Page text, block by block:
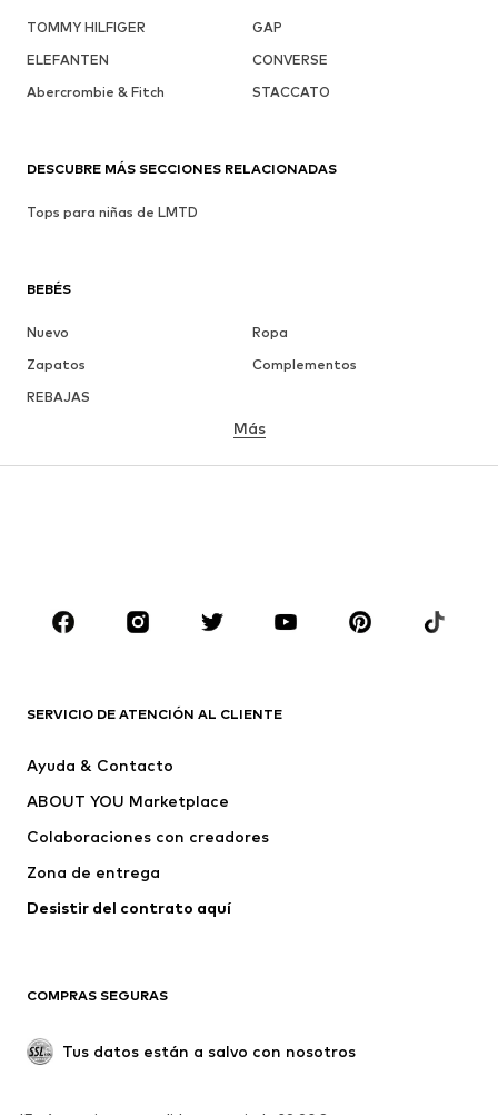
TOMMY HILFIGER
GAP
ELEFANTEN
CONVERSE
Abercrombie & Fitch
STACCATO
BEBÉS
Nuevo
Ropa
Zapatos
Complementos
REBAJAS
MARCAS
PUMA
CONVERSE
ASICS
Más
SERVICIO DE ATENCIÓN AL CLIENTE
Ayuda & Contacto
ABOUT YOU Marketplace
Colaboraciones con creadores
Zona de entrega
Desistir del contrato aquí
COMPRAS SEGURAS
Tus datos están a salvo con nosotros
DESCUBRE MÁS SECCIONES RELACIONADAS
Tops para niñas de LMTD